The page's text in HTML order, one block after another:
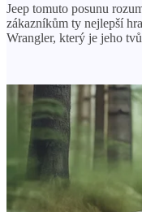
Jeep tomuto posunu
zákazníkům ty nejlepší
Wrangler, který je jeho